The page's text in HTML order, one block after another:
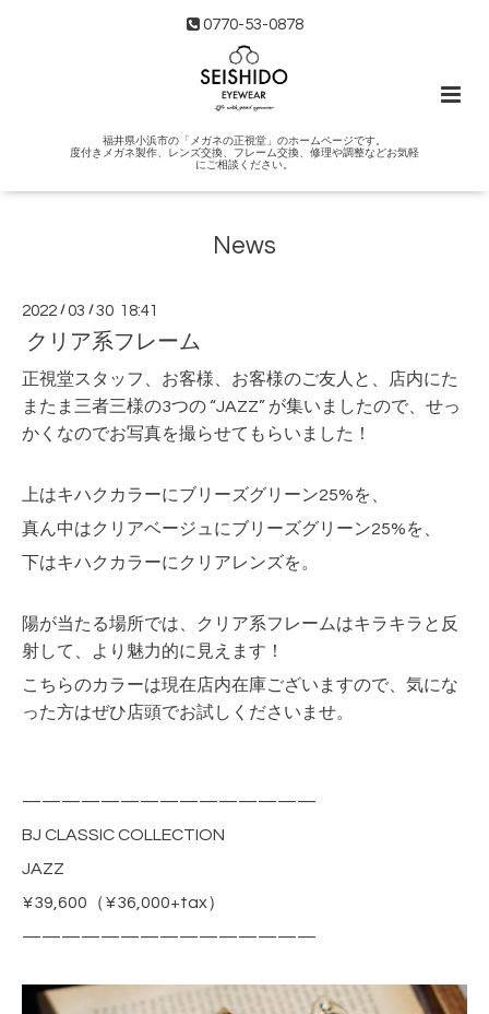
0770-53-0878
福井県小浜市の「メガネの正視堂」のホームページです。
度付きメガネ製作、レンズ交換、フレーム交換、修理や調整などお気軽
にご相談ください。
News
2022 /03 /30 18:41
クリア系フレーム
正視堂スタッフ、お客様、お客様のご友人と、店内にた
またま三者三様の3つの “JAZZ” が集いましたので、せっ
かくなのでお写真を撮らせてもらいました！
上はキハクカラーにブリーズグリーン25%を、
真ん中はクリアベージュにブリーズグリーン25%を、
下はキハクカラーにクリアレンズを。
陽が当たる場所では、クリア系フレームはキラキラと反
射して、より魅力的に見えます！
こちらのカラーは現在店内在庫ございますので、気にな
った方はぜひ店頭でお試しくださいませ。
———————————————
BJ CLASSIC COLLECTION
JAZZ
¥39,600（¥36,000+tax）
———————————————